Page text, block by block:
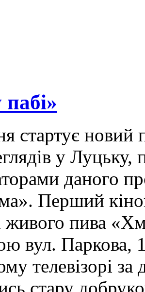
стартує новий
у Луцьку,
даного
Перший
живого пива
вул.
телевізорі